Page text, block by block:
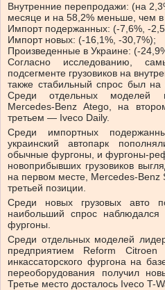
Внутренние перепродажи: (на
месяце и на 58,2% меньше, чем
Импорт подержанных: (-7,6%, -
Импорт новых: (-16,1%, -30,7%);
Произведенные в Украине: (-
Согласно исследованию,
подсегменте грузовиков на
также стабильный спрос был
Среди отдельных моделей
Mercedes-Benz Atego, на
третьем — Iveco Daily.
Среди импортных
украинский автопарк
обычные фургоны, и фургоны-
новоприбывших грузовиков
на первом месте, Mercedes-Benz
третьей позиции.
Среди новых грузовых авто
наибольший спрос
фургоны.
Среди отдельных моделей
предприятием Reform
инкассаторского фургона на
переоборудования получил
Третье место досталось Iveco T-